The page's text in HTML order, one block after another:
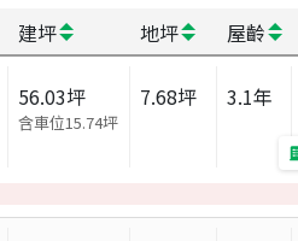
建坪 地坪 屋齡
56.03坪
含車位15.74坪
7.68坪 3.1年